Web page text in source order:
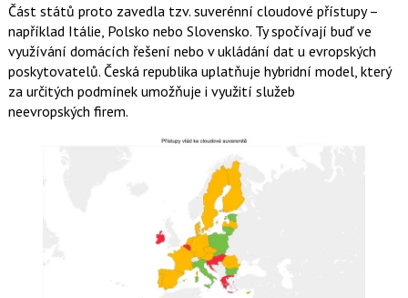
Část států proto zavedla tzv. suverénní cloudové přístupy –
například Itálie, Polsko nebo Slovensko. Ty spočívají buď ve
využívání domácích řešení nebo v ukládání dat u evropských
poskytovatelů. Česká republika uplatňuje hybridní model, který
za určitých podmínek umožňuje i využití služeb
neevropských firem.